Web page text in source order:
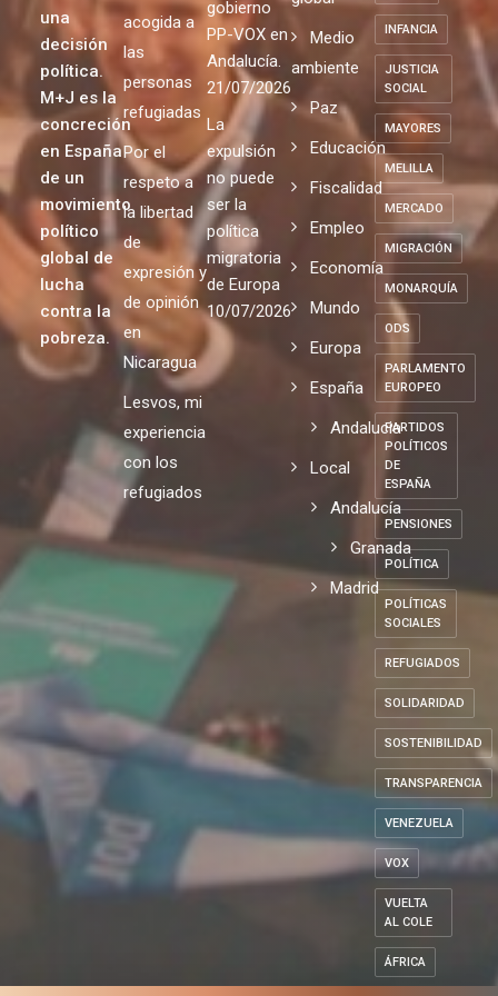
una
decisión
política.
M+J es la
concreción
en España
de un
movimiento
político
global de
lucha
contra la
pobreza.
acogida a
las
personas
refugiadas
Por el
respeto a
la libertad
de
expresión y
de opinión
en
Nicaragua
Lesvos, mi
experiencia
con los
refugiados
gobierno
PP-VOX en
Andalucía.
21/07/2026
La
expulsión
no puede
ser la
política
migratoria
de Europa
10/07/2026
Medio
ambiente
Paz
Educación
Fiscalidad
Empleo
Economía
Mundo
Europa
España
Andalucia
Local
Andalucía
Granada
Madrid
INFANCIA
JUSTICIA
SOCIAL
MAYORES
MELILLA
MERCADO
MIGRACIÓN
MONARQUÍA
ODS
PARLAMENTO
EUROPEO
PARTIDOS
POLÍTICOS
DE
ESPAÑA
PENSIONES
POLÍTICA
POLÍTICAS
SOCIALES
REFUGIADOS
SOLIDARIDAD
SOSTENIBILIDAD
TRANSPARENCIA
VENEZUELA
VOX
VUELTA
AL COLE
ÁFRICA